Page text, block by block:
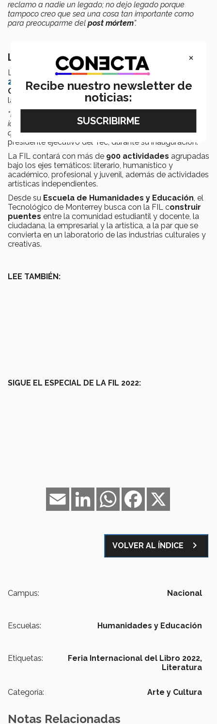
reclamo a nadie un legado; no dejo legado porque
tampoco creo que sea una cosa tan importante como
para preocuparme del post mórtem”.
La Feria Internacional del Libro Monterrey
La
Feria Internacional del Libro Monterrey (FIL)
2022 se lleva a cabo del8 al 16 de octubre en
Cintermex,en la que sus actividades regresan a
la
"Este es un
ideas, con uno mismo y con los demás; es un encuentro
que genera crecimiento", dijo David Garza, rector y
presidente ejecutivo del Tec, durante su inauguración.
La FIL contará con más de 900 actividades agrupadas
bajo los ejes temáticos: literario, humanístico y
académico, profesional y juvenil, además de actividades
artísticas independientes.
Desde su Escuela de Humanidades y Educación, el
Tecnológico de Monterrey busca con la FIL construir
puentes entre la comunidad estudiantil y docente, la
ciudadana, la empresarial y la artística, a la par que se
convierta en un laboratorio de las industrias culturales y
creativas.
LEE TAMBIÉN:
SIGUE EL ESPECIAL DE LA FIL 2022:
Facebook
WhatsApp
LinkedIn
Email
VOLVER AL ÍNDICE navigate_next
Campus: Nacional
Escuelas: Humanidades y Educación
Etiquetas:
Feria Internacional del Libro 2022,
Literatura
Categoría: Arte y Cultura
Notas Relacionadas
×
Recibe nuestro newsletter de
noticias: